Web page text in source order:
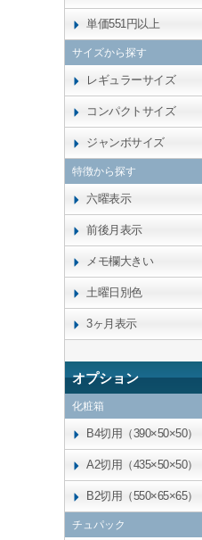
単価551円以上
サイズから探す
レギュラーサイズ
コンパクトサイズ
ジャンボサイズ
特徴から探す
六曜表示
前後月表示
メモ欄大きい
土曜日別色
3ヶ月表示
オプション
化粧箱
B4切用（390×50×50）
A2切用（435×50×50）
B2切用（550×65×65）
チュパック